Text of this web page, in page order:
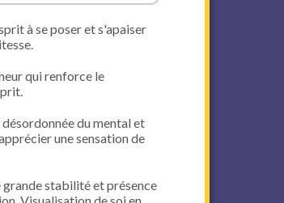
à se poser et s'apaiser
qui renforce le
du mental et
une sensation de
grande stabilité et présence